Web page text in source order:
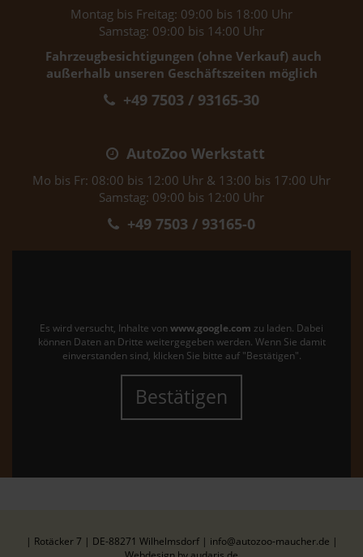
Montag bis Freitag: 09:00 bis 18:00 Uhr
Samstag: 09:00 bis 14:00 Uhr
Fahrzeugbesichtigungen (ohne Verkauf) auch
außerhalb unseren Geschäftszeiten möglich
+49 7503 / 93165-30
AutoZoo Werkstatt
Mo bis Fr: 08:00 bis 12:00 Uhr & 13:00 bis 17:00 Uhr
Samstag: 09:00 bis 12:00 Uhr
+49 7503 / 93165-0
Es wird versucht, Inhalte von www.google.com zu laden. Dabei
können Daten an Dritte weitergegeben werden. Wenn Sie damit
einverstanden sind, klicken Sie bitte auf "Bestätigen".
Bestätigen
| Rotäcker 7 | DE-88271 Wilhelmsdorf | info@autozoo-maucher.de |